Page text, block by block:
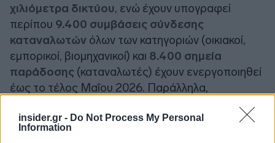
insider.gr - Do Not Process My Personal
Information
χιλιόμετρα δικτύου, ενώ έχουν υπογραφεί
περίπου 9.400 συμβάσεις σύνδεσης
καταναλωτών όλων των κατηγοριών (οικιακοί,
εμπορικοί, βιομηχανικοί) και 8.400 σημεία
παράδοσης (καταναλωτές) έχουν ενεργοποιηθεί
έως το τέλος Μαΐου 2026. Παράλληλα,
ενταχθεί στο δίκτυο, όπως τα Νοσοκομεία
Σερρών και Κιλκίς, ενώ σε εξέλιξη βρίσκεται η